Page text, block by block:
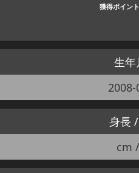
獲得ポイント
生年
身長
cm